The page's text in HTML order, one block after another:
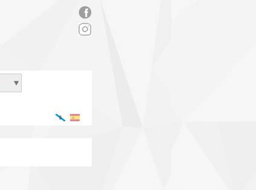
rs_facebook.png